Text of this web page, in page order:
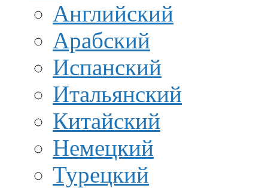
Английский
Арабский
Испанский
Итальянский
Китайский
Немецкий
Турецкий